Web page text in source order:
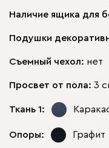
Наличие ящика для
Подушки
Съемный чехол: нет
Просвет от пола: 3
Ткань 1:
Опоры: Графит